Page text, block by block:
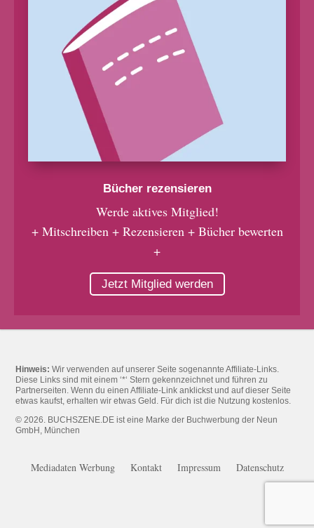
Bücher rezensieren
Werde aktives Mitglied!
+ Mitschreiben + Rezensieren + Bücher bewerten
+
Jetzt Mitglied werden
Hinweis: Wir verwenden auf unserer Seite sogenannte Affiliate-Links.
Diese Links sind mit einem ‘*‘ Stern gekennzeichnet und führen zu
Partnerseiten. Wenn du einen Affiliate-Link anklickst und auf dieser Seite
etwas kaufst, erhalten wir etwas Geld. Für dich ist die Nutzung kostenlos.
© 2026. BUCHSZENE.DE ist eine Marke der Buchwerbung der Neun
GmbH, München
Mediadaten Werbung Kontakt Impressum Datenschutz